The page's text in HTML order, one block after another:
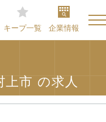
キープ一覧 企業情報
上市 の求人